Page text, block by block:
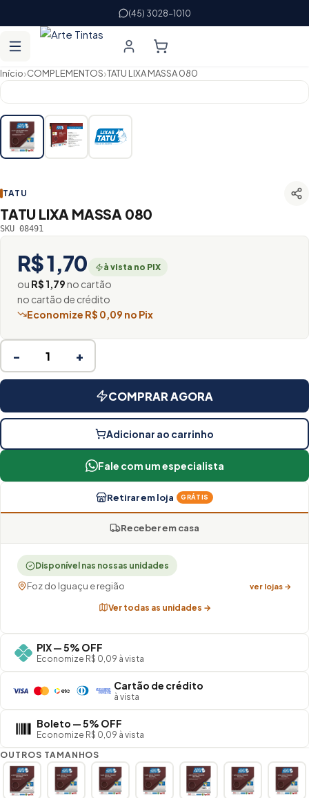
(45) 3028-1010
Início›COMPLEMENTOS›TATU LIXA MASSA 080
TATU
TATU LIXA MASSA 080
SKU 08491
R$ 1,70 à vista no PIX
ou R$ 1,79no cartão
no cartão de crédito
Economize R$ 0,09 no Pix
− +
COMPRAR AGORA
Adicionar ao carrinho
Fale com um especialista
Retirar em loja GRÁTIS
Receber em casa
Disponível nas nossas unidades
Foz do Iguaçu e região ver lojas →
Ver todas as unidades →
PIX — 5% OFF
Economize R$ 0,09 à vista
Cartão de crédito
à vista
Boleto — 5% OFF
Economize R$ 0,09 à vista
OUTROS TAMANHOS